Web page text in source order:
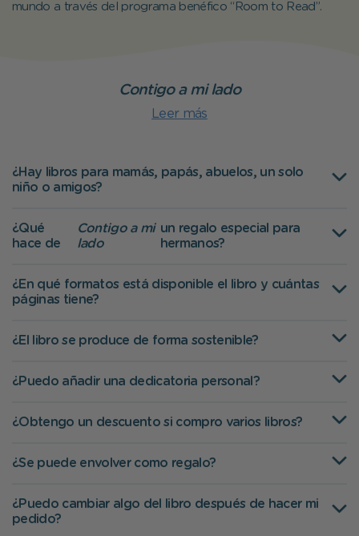
mundo a través del programa benéfico “Room to Read”.
Contigo a mi lado
Leer más
¿Hay libros para mamás, papás, abuelos, un solo
niño o amigos?
¿Qué
hace de
Contigo a mi
lado
un regalo especial para
hermanos?
¿En qué formatos está disponible el libro y cuántas
páginas tiene?
¿El libro se produce de forma sostenible?
¿Puedo añadir una dedicatoria personal?
¿Obtengo un descuento si compro varios libros?
¿Se puede envolver como regalo?
¿Puedo cambiar algo del libro después de hacer mi
pedido?